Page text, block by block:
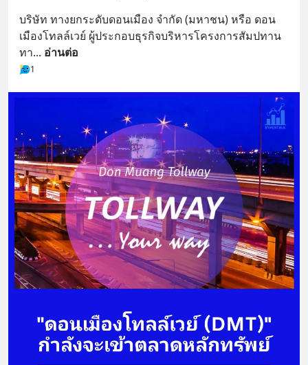
บริษัท ทางยกระดับดอนเมือง จำกัด (มหาชน) หรือ ดอน
เมืองโทลล์เวย์ ผู้ประกอบธุรกิจบริหารโครงการสัมปทาน
ทา... อ่านต่อ
1